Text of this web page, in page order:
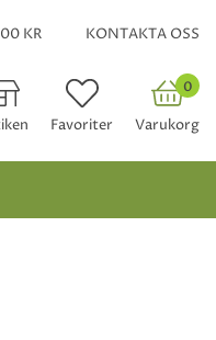
KR KONTAKTA OSS
Favoriter
0
Varukorg